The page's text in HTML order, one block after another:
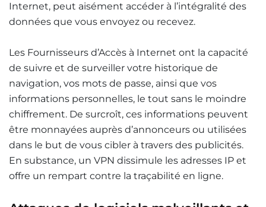
Internet, peut aisément accéder à l’intégralité des
données que vous envoyez ou recevez.
Les Fournisseurs d’Accès à Internet ont la capacité
de suivre et de surveiller votre historique de
navigation, vos mots de passe, ainsi que vos
informations personnelles, le tout sans le moindre
chiffrement. De surcroît, ces informations peuvent
être monnayées auprès d’annonceurs ou utilisées
dans le but de vous cibler à travers des publicités.
En substance, un VPN dissimule les adresses IP et
offre un rempart contre la traçabilité en ligne.